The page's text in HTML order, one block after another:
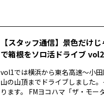
【スタッフ通信】景色だけ
で箱根をソロ活ドライブ vol2
vol1では横浜から東名高速〜小
山の山頂までドライブしました
ります。 FMヨコハマ「ザ・モー